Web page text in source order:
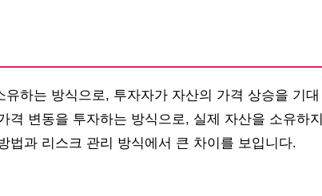
하는 방식으로, 투자자가 자산의 가격 상승을 기대
변동을 투자하는 방식으로, 실제 자산을 소유하지
법과 리스크 관리 방식에서 큰 차이를 보입니다.